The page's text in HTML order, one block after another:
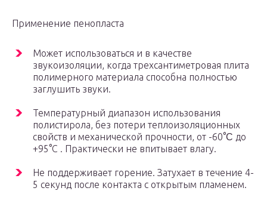
Применение пенопласта
Может использоваться и в качестве
звукоизоляции, когда трехсантиметровая плита
полимерного материала способна полностью
заглушить звуки.
Температурный диапазон использования
полистирола, без потери теплоизоляционных
свойств и механической прочности, от -60°Ϲ до
+95°C . Практически не впитывает влагу.
Не поддерживает горение. Затухает в течение 4-
5 секунд после контакта с открытым пламенем.